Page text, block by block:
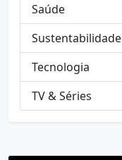
Saúde
Sustentabilidade
Tecnologia
TV & Séries